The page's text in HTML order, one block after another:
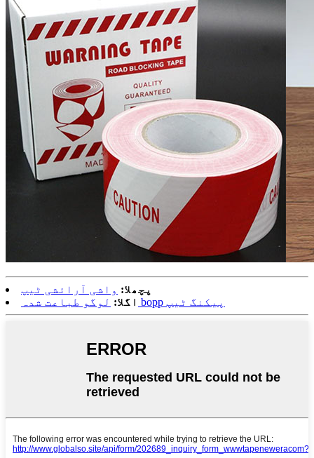
پچھلا: واشی آرائشی ٹیپ
اگلا:
لوگو طباعت شدہ bopp پیکنگ ٹیپ